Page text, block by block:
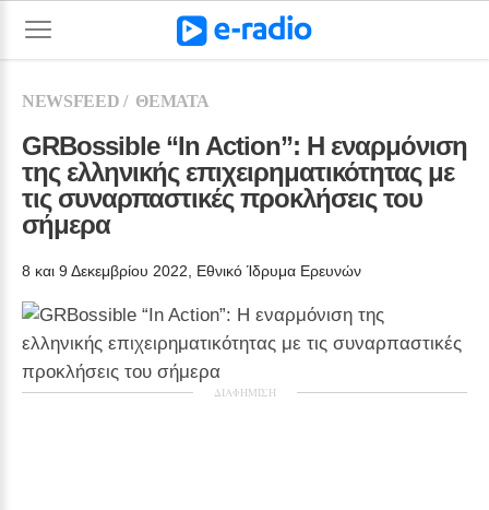
NEWSFEED / ΘΕΜΑΤΑ
GRBossible “In Action”: H εναρμόνιση
της ελληνικής επιχειρηματικότητας με
τις συναρπαστικές προκλήσεις του
σήμερα
8 και 9 Δεκεμβρίου 2022, Εθνικό Ίδρυμα Ερευνών
ΔΙΑΦΗΜΙΣΗ